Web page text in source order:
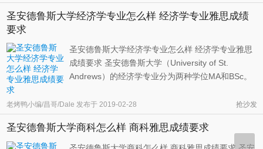
Science）两种学位。前者适合于对人文社科感兴趣
的学生，后者则适合对自然科学感兴趣的学生 ...
圣安德鲁斯大学经济学专业怎么样 经济学专业雅思成绩
要求
圣安德鲁斯大学经济学专业怎么样 经济学专业雅思
成绩要求 圣安德鲁斯大学（University of St.
Andrews）的经济学专业分为两种学位MA和BSc。
的同时辅修其他自然科学科目的同学可以申请
Economics BSc项目，而对于那些希望在经济学之
外可以学习人文社科课程的同学来说，则可 ...
老烤鸭小编/昌哥/Dale 发布于 2019-02-28 抢沙发
圣安德鲁斯大学商科怎么样 商科雅思成绩要求